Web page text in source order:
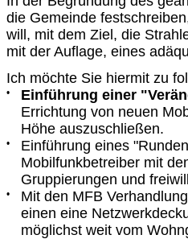
die Gemeinde
will, mit dem Ziel, die
mit der Auflage, eines
Ich möchte Sie hiermit zu
• Einführung einer
Errichtung von neuen
Höhe auszuschließen.
•
Einführung eines
Mobilfunkbetreiber mit
Gruppierungen und
•
Mit den MFB
einen eine
möglichst weit vom